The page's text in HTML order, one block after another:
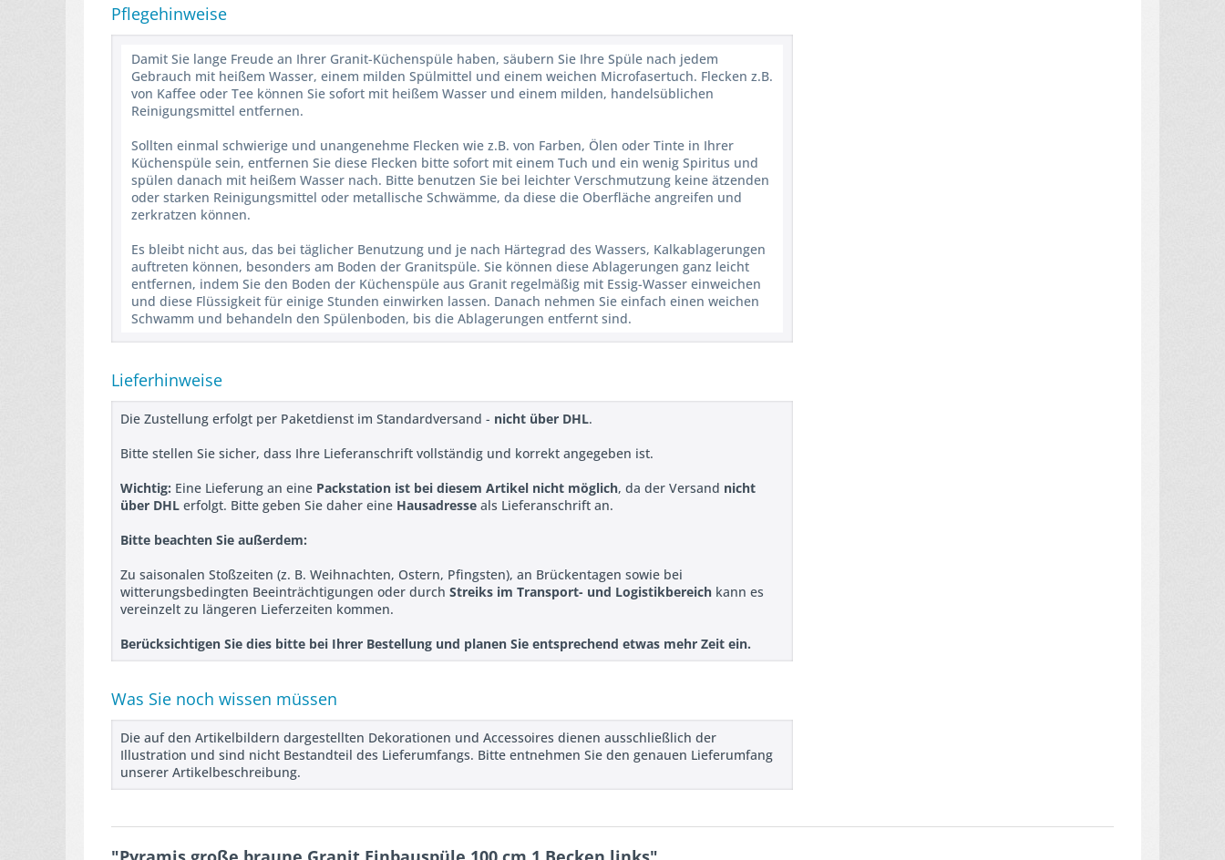
Pflegehinweise
Damit Sie lange Freude an Ihrer Granit-Küchenspüle haben, säubern Sie Ihre Spüle nach jedem
Gebrauch mit heißem Wasser, einem milden Spülmittel und einem weichen Microfasertuch. Flecken z.B.
von Kaffee oder Tee können Sie sofort mit heißem Wasser und einem milden, handelsüblichen
Reinigungsmittel entfernen.
Sollten einmal schwierige und unangenehme Flecken wie z.B. von Farben, Ölen oder Tinte in Ihrer
Küchenspüle sein, entfernen Sie diese Flecken bitte sofort mit einem Tuch und ein wenig Spiritus und
spülen danach mit heißem Wasser nach. Bitte benutzen Sie bei leichter Verschmutzung keine ätzenden
oder starken Reinigungsmittel oder metallische Schwämme, da diese die Oberfläche angreifen und
zerkratzen können.
Es bleibt nicht aus, das bei täglicher Benutzung und je nach Härtegrad des Wassers, Kalkablagerungen
auftreten können, besonders am Boden der Granitspüle. Sie können diese Ablagerungen ganz leicht
entfernen, indem Sie den Boden der Küchenspüle aus Granit regelmäßig mit Essig-Wasser einweichen
und diese Flüssigkeit für einige Stunden einwirken lassen. Danach nehmen Sie einfach einen weichen
Schwamm und behandeln den Spülenboden, bis die Ablagerungen entfernt sind.
Lieferhinweise
Die Zustellung erfolgt per Paketdienst im Standardversand - nicht über DHL.
Bitte stellen Sie sicher, dass Ihre Lieferanschrift vollständig und korrekt angegeben ist.
Wichtig: Eine Lieferung an eine Packstation ist bei diesem Artikel nicht möglich, da der Versand nicht
über DHL erfolgt. Bitte geben Sie daher eine Hausadresse als Lieferanschrift an.
Bitte beachten Sie außerdem:
Zu saisonalen Stoßzeiten (z. B. Weihnachten, Ostern, Pfingsten), an Brückentagen sowie bei
witterungsbedingten Beeinträchtigungen oder durch Streiks im Transport- und Logistikbereich kann es
vereinzelt zu längeren Lieferzeiten kommen.
Berücksichtigen Sie dies bitte bei Ihrer Bestellung und planen Sie entsprechend etwas mehr Zeit ein.
Was Sie noch wissen müssen
Die auf den Artikelbildern dargestellten Dekorationen und Accessoires dienen ausschließlich der
Illustration und sind nicht Bestandteil des Lieferumfangs. Bitte entnehmen Sie den genauen Lieferumfang
unserer Artikelbeschreibung.